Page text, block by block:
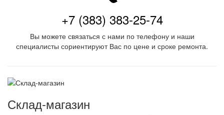
+7 (383) 383-25-74
Вы можете связаться с нами по телефону и наши
специалисты сориентируют Вас по цене и сроке ремонта.
Склад-магазин